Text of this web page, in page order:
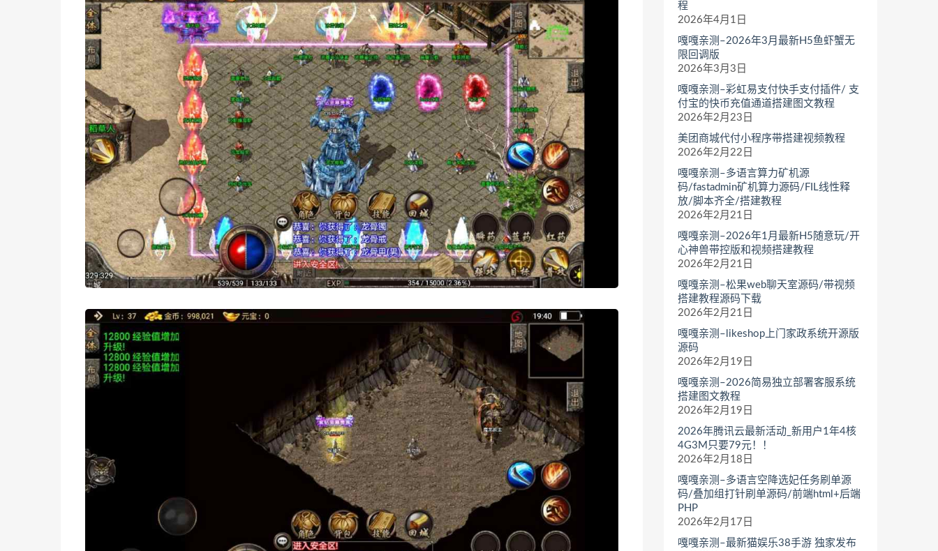
程
2026年4月1日
嘎嘎亲测–2026年3月最新H5鱼虾蟹无
限回调版
2026年3月3日
嘎嘎亲测–彩虹易支付快手支付插件/ 支
付宝的快币充值通道搭建图文教程
2026年2月23日
美团商城代付小程序带搭建视频教程
2026年2月22日
嘎嘎亲测–多语言算力矿机源
码/fastadmin矿机算力源码/FIL线性释
放/脚本齐全/搭建教程
2026年2月21日
嘎嘎亲测–2026年1月最新H5随意玩/开
心神兽带控版和视频搭建教程
2026年2月21日
嘎嘎亲测–松果web聊天室源码/带视频
搭建教程源码下载
2026年2月21日
嘎嘎亲测–likeshop上门家政系统开源版
源码
2026年2月19日
嘎嘎亲测–2026简易独立部署客服系统
搭建图文教程
2026年2月19日
2026年腾讯云最新活动_新用户1年4核
4G3M只要79元！！
2026年2月18日
嘎嘎亲测–多语言空降选妃任务刷单源
码/叠加组打针刷单源码/前端html+后端
PHP
2026年2月17日
嘎嘎亲测–最新猫娱乐38手游 独家发布